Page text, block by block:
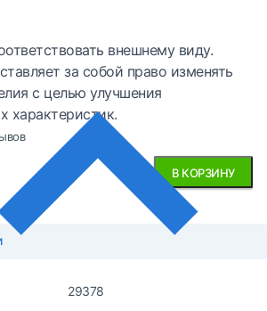
внешнему виду.
за собой право изменять
с целью улучшения
характеристик.
В КОРЗИНУ
29378